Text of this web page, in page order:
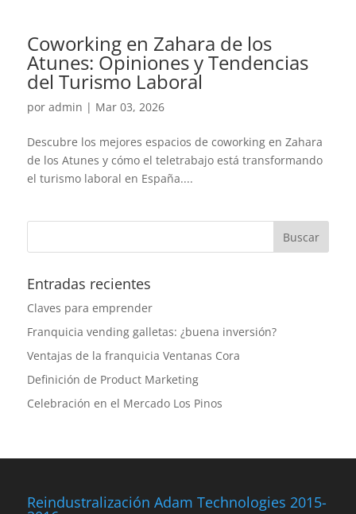
Coworking en Zahara de los
Atunes: Opiniones y Tendencias
del Turismo Laboral
por admin | Mar 03, 2026
Descubre los mejores espacios de coworking en Zahara
de los Atunes y cómo el teletrabajo está transformando
el turismo laboral en España....
Entradas recientes
Claves para emprender
Franquicia vending galletas: ¿buena inversión?
Ventajas de la franquicia Ventanas Cora
Definición de Product Marketing
Celebración en el Mercado Los Pinos
Reindustralización Adam Technologies 2015-